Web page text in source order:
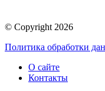
© Copyright 2026
Политика обработки
О сайте
Контакты